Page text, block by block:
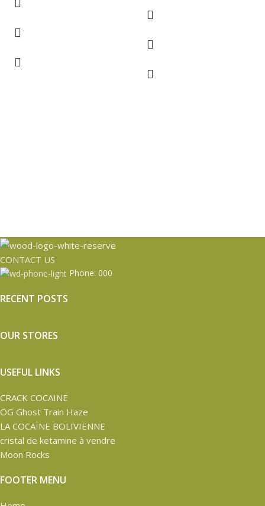
CONTACT US
Phone: 000
RECENT POSTS
OUR STORES
USEFUL LINKS
CRACK COCAINE
OG Ghost Train Haze
LA COCAÏNE BOLIVIENNE
cristal de ketamine à vendre
Moon Rocks
FOOTER MENU